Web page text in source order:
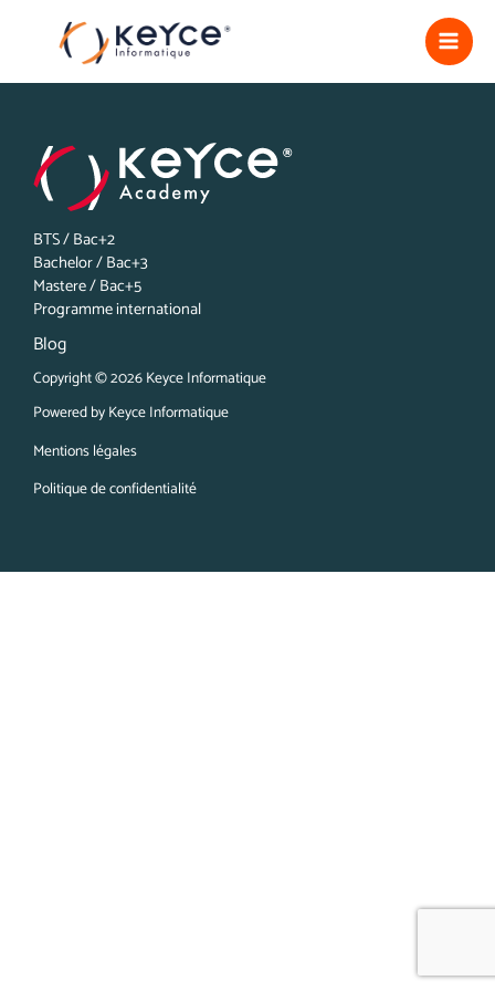
BTS / Bac+2
Bachelor / Bac+3
Mastere / Bac+5
Programme international
Blog
Copyright © 2026 Keyce Informatique
Powered by Keyce Informatique
Mentions légales
Politique de confidentialité